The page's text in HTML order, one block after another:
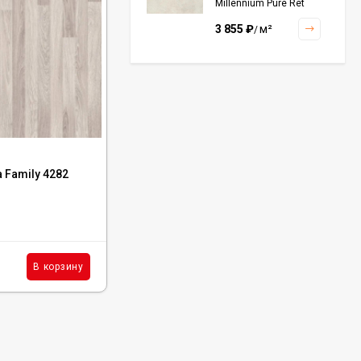
Family 4282
В корзину
Millennium Pure Ret
3 855 ₽/м²